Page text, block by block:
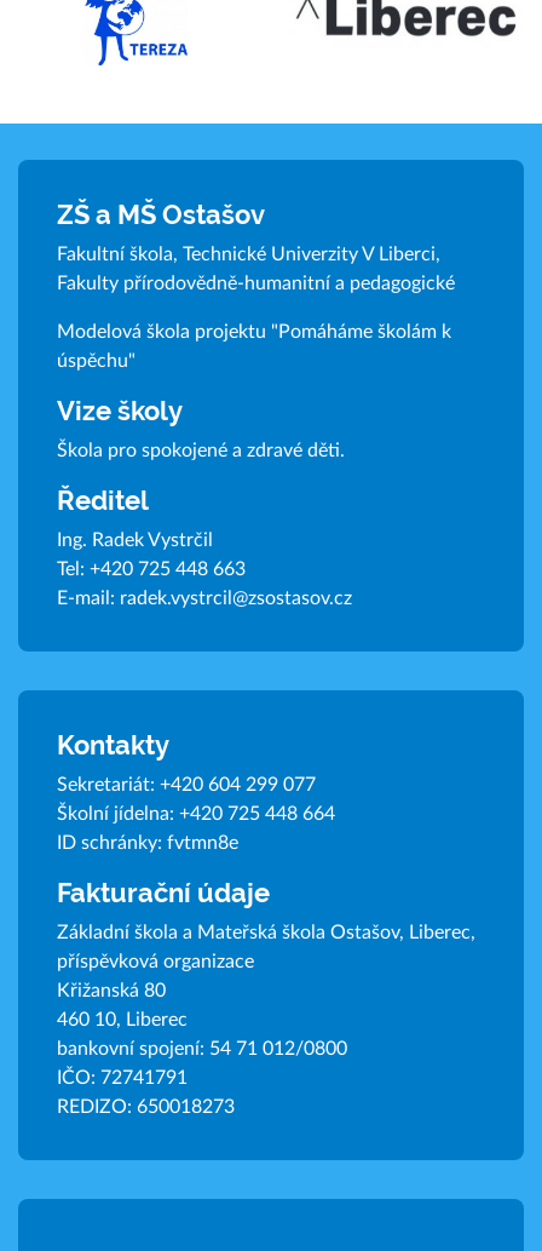
ZŠ a MŠ Ostašov
Fakultní škola, Technické Univerzity V Liberci,
Fakulty přírodovědně-humanitní a pedagogické
Modelová škola projektu "Pomáháme školám k
úspěchu"
Vize školy
Škola pro spokojené a zdravé děti.
Ředitel
Ing. Radek Vystrčil
Tel: +420 725 448 663
E-mail: radek.vystrcil@zsostasov.cz
Kontakty
Sekretariát: +420 604 299 077
Školní jídelna: +420 725 448 664
ID schránky: fvtmn8e
Fakturační údaje
Základní škola a Mateřská škola Ostašov, Liberec,
příspěvková organizace
Křižanská 80
460 10, Liberec
bankovní spojení: 54 71 012/0800
IČO: 72741791
REDIZO: 650018273